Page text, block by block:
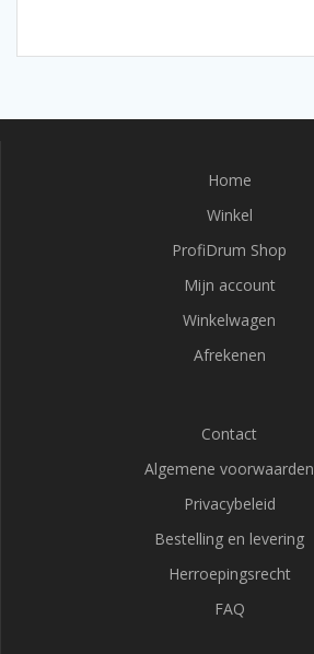
Home
Winkel
ProfiDrum Shop
Mijn account
Winkelwagen
Afrekenen
Contact
Algemene voorwaarden
Privacybeleid
Bestelling en levering
Herroepingsrecht
FAQ